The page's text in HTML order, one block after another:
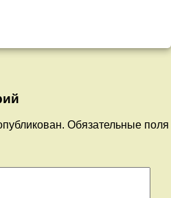
Обязательные поля